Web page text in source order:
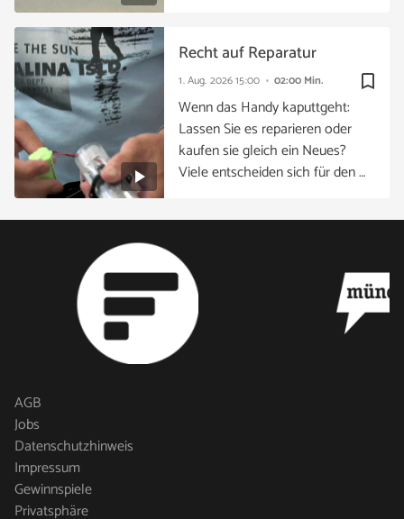
bookmark_border
1. Aug. 202615:00 02:00 Min.
Recht auf Reparatur
Wenn das Handy kaputtgeht:
Lassen Sie es reparieren oder
kaufen sie gleich ein Neues?
Viele entscheiden sich für den …
AGB
Jobs
Datenschutzhinweis
Impressum
Gewinnspiele
Privatsphäre